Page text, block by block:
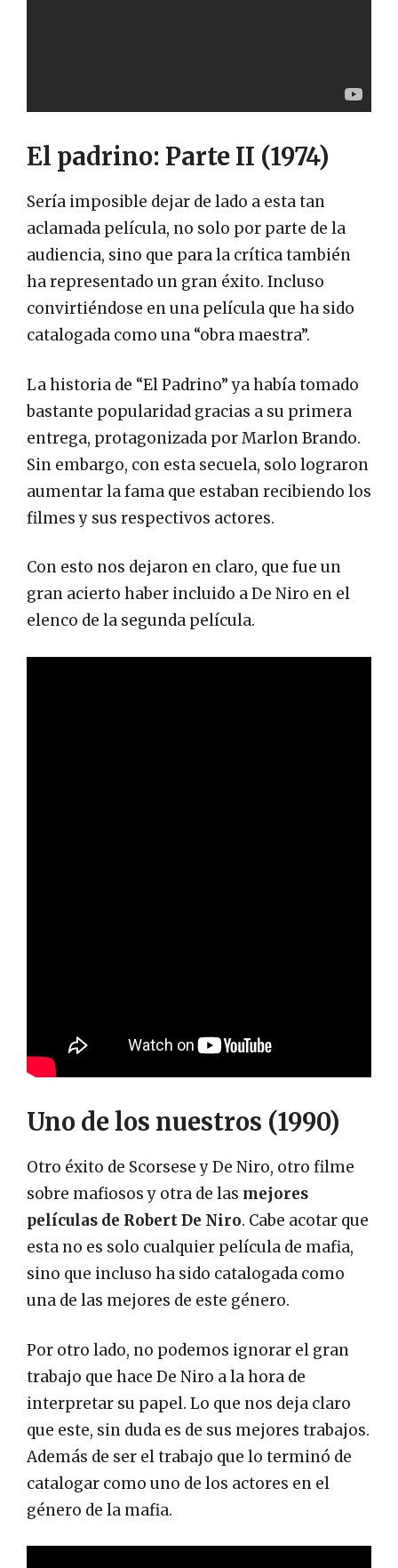
El padrino: Parte II (1974)
Sería imposible dejar de lado a esta tan
aclamada película, no solo por parte de la
audiencia, sino que para la crítica también
ha representado un gran éxito. Incluso
convirtiéndose en una película que ha sido
catalogada como una “obra maestra”.
La historia de “El Padrino” ya había tomado
bastante popularidad gracias a su primera
entrega, protagonizada por Marlon Brando.
Sin embargo, con esta secuela, solo lograron
aumentar la fama que estaban recibiendo los
filmes y sus respectivos actores.
Con esto nos dejaron en claro, que fue un
gran acierto haber incluido a De Niro en el
elenco de la segunda película.
Uno de los nuestros (1990)
Otro éxito de Scorsese y De Niro, otro filme
sobre mafiosos y otra de las mejores
películas de Robert De Niro. Cabe acotar que
esta no es solo cualquier película de mafia,
sino que incluso ha sido catalogada como
una de las mejores de este género.
Por otro lado, no podemos ignorar el gran
trabajo que hace De Niro a la hora de
interpretar su papel. Lo que nos deja claro
que este, sin duda es de sus mejores trabajos.
Además de ser el trabajo que lo terminó de
catalogar como uno de los actores en el
género de la mafia.